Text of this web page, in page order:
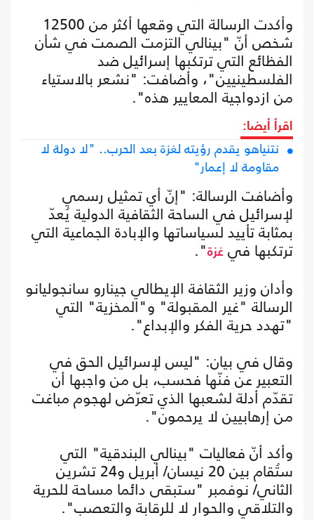
وأكدت الرسالة التي وقعها أكثر من 12500
شخص أنّ "بينالي التزمت الصمت في شأن
الفظائع التي ترتكبها إسرائيل ضد
الفلسطينيين"، وأضافت: "نشعر بالاستياء
من ازدواجية المعايير هذه".
اقرأ أيضا:
نتنياهو يقدم رؤيته لغزة بعد الحرب.. "لا دولة لا
مقاومة لا إعمار"
وأضافت الرسالة: "إنّ أي تمثيل رسمي
لإسرائيل في الساحة الثقافية الدولية يُعدّ
بمثابة تأييد لسياساتها والإبادة الجماعية التي
ترتكبها في غزة".
وأدان وزير الثقافة الإيطالي جينارو سانجوليانو
الرسالة "غير المقبولة" و"المخزية" التي
"تهدد حرية الفكر والإبداع".
وقال في بيان: "ليس لإسرائيل الحق في
التعبير عن فنّها فحسب، بل من واجبها أن
تقدّم أدلة لشعبها الذي تعرّض لهجوم مباغت
من إرهابيين لا يرحمون".
وأكد أنّ فعاليات "بينالي البندقية" التي
ستُقام بين 20 نيسان/ أبريل و24 تشرين
الثاني/ نوفمبر "ستبقى دائما مساحة للحرية
والتلاقي والحوار لا للرقابة والتعصب".